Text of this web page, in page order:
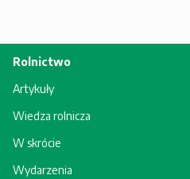
Rolnictwo
Artykuły
Wiedza rolnicza
W skrócie
Wydarzenia